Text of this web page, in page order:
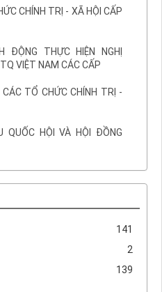
CHÍNH TRỊ - XÃ HỘI CẤP
ĐỘNG THỰC HIỆN NGHỊ
VIỆT NAM CÁC CẤP
TỔ CHỨC CHÍNH TRỊ -
QUỐC HỘI VÀ HỘI ĐỒNG
141
2
139